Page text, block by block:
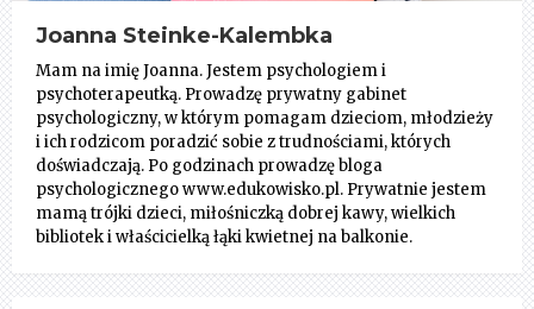
Joanna Steinke-Kalembka
Mam na imię Joanna. Jestem psychologiem i
psychoterapeutką. Prowadzę prywatny gabinet
psychologiczny, w którym pomagam dzieciom, młodzieży
i ich rodzicom poradzić sobie z trudnościami, których
doświadczają. Po godzinach prowadzę bloga
psychologicznego www.edukowisko.pl. Prywatnie jestem
mamą trójki dzieci, miłośniczką dobrej kawy, wielkich
bibliotek i właścicielką łąki kwietnej na balkonie.